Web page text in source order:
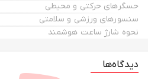
حسگرهای حرکتی و محیطی
سنسورهای ورزشی و سلامتی
نحوه شارژ ساعت هوشمند
دیدگاه‌ها